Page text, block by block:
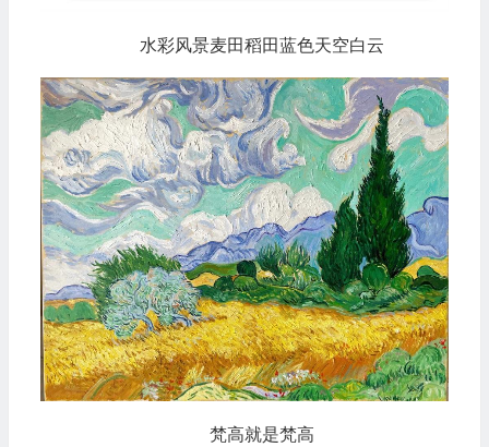
水彩风景麦田稻田蓝色天空白云
梵高就是梵高